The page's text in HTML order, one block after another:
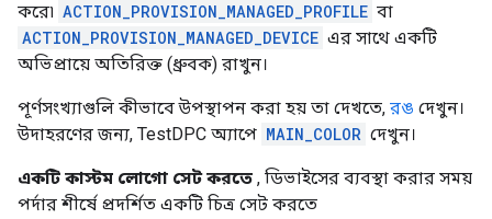
করে৷ ACTION_PROVISION_MANAGED_PROFILE বা
ACTION_PROVISION_MANAGED_DEVICE এর সাথে একটি
অভিপ্রায়ে অতিরিক্ত (ধ্রুবক) রাখুন।
পূর্ণসংখ্যাগুলি কীভাবে উপস্থাপন করা হয় তা দেখতে, রঙ দেখুন।
উদাহরণের জন্য, TestDPC অ্যাপে MAIN_COLOR দেখুন।
একটি কাস্টম লোগো সেট করতে , ডিভাইসের ব্যবস্থা করার সময়
পর্দার শীর্ষে প্রদর্শিত একটি চিত্র সেট করতে